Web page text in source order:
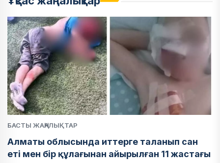
БАСТЫ ЖАҢАЛЫҚТАР
Алматы облысында иттерге таланып сан
еті мен бір құлағынан айырылған 11 жастағы